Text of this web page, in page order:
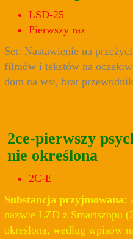
LSD-25
Pierwszy raz
Set: Nastawienie na
filmów i tekstów na
dom na wsi, brat
2ce-pierwszy
nie określona
2C-E
Substancja przyjmowana:
nazwie LZD z Smartszopu
określona, według wpisów